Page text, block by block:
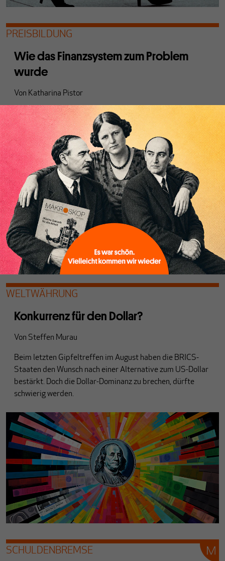
PREISBILDUNG
Wie das Finanzsystem zum Problem
wurde
Von Katharina Pistor
Das Finanzsystem macht das Politische überflüssig. Wenn
jeder sehen kann, wie hoch der Preis ist, gibt es nichts mehr
zu diskutieren, weil auch Klimaschutz zu teuer ist.
WELTWÄHRUNG
Konkurrenz für den Dollar?
Von Steffen Murau
Beim letzten Gipfeltreffen im August haben die BRICS-
Staaten den Wunsch nach einer Alternative zum US-Dollar
bestärkt. Doch die Dollar-Dominanz zu brechen, dürfte
schwierig werden.
SCHULDENBREMSE